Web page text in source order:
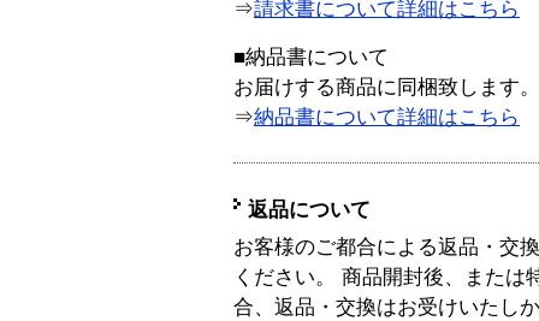
⇒請求書について詳細はこちら
■納品書について
お届けする商品に同梱致します。
⇒納品書について詳細はこちら
返品について
お客様のご都合による返品・交
ください。 商品開封後、または
合、返品・交換はお受けいたし